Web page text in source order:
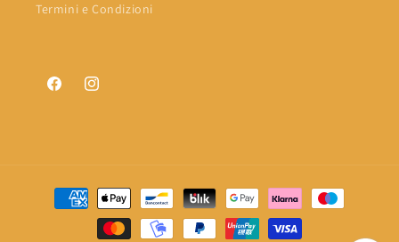
Termini e Condizioni
FacebookInstagram
Metodi
pagamento